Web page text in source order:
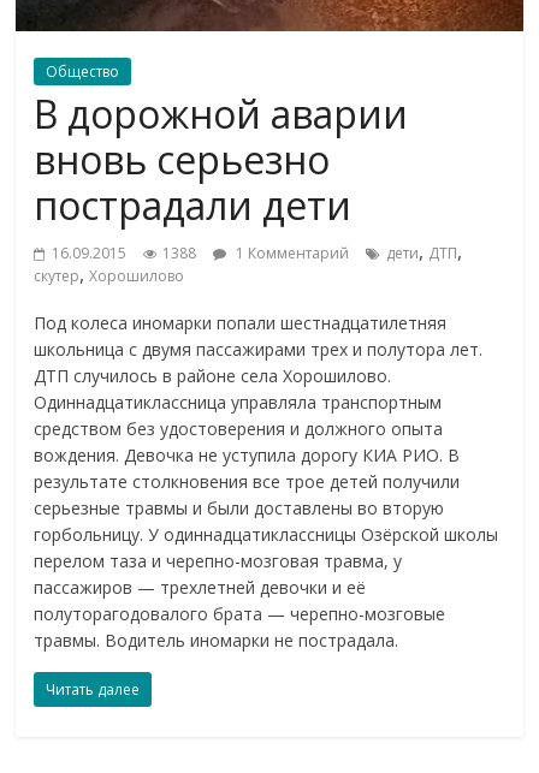
Общество
В дорожной аварии
вновь серьезно
пострадали дети
16.09.2015 1388 1 Комментарий дети, ДТП,
скутер,Хорошилово
Под колеса иномарки попали шестнадцатилетняя
школьница с двумя пассажирами трех и полутора лет.
ДТП случилось в районе села Хорошилово.
Одиннадцатиклассница управляла транспортным
средством без удостоверения и должного опыта
вождения. Девочка не уступила дорогу КИА РИО. В
результате столкновения все трое детей получили
серьезные травмы и были доставлены во вторую
горбольницу. У одиннадцатиклассницы Озёрской школы
перелом таза и черепно-мозговая травма, у
пассажиров — трехлетней девочки и её
полуторагодовалого брата — черепно-мозговые
травмы. Водитель иномарки не пострадала.
Читать далее